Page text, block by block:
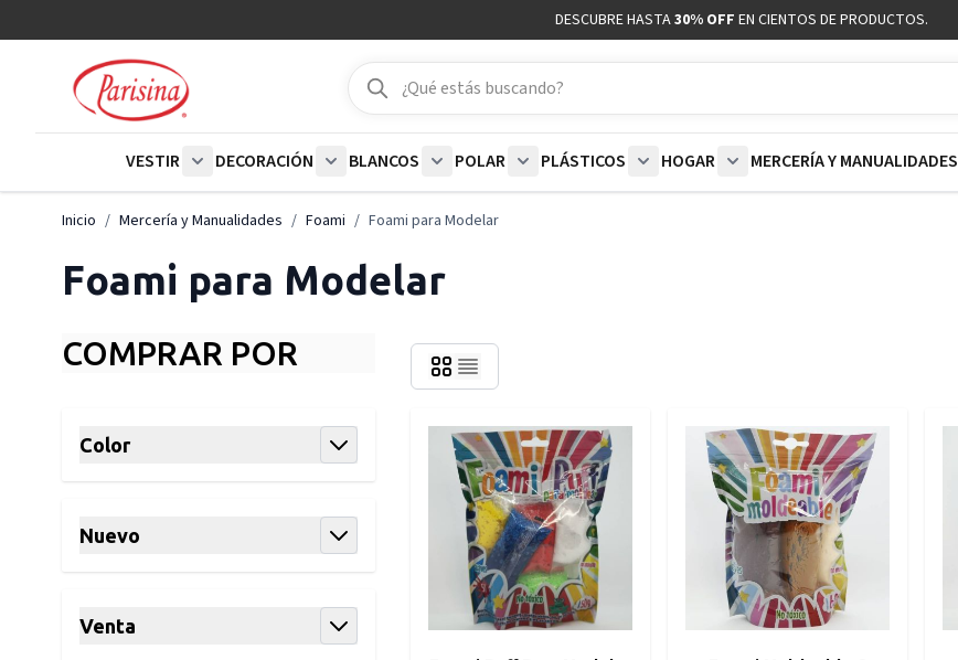
DESCUBRE HASTA30% OFF EN CIENTOS DE PRODUCTOS.
Buscar
Buscar
VESTIR
DECORACIÓN
BLANCOS
POLAR
PLÁSTICOS
HOGAR
MERCERÍA Y MANUALIDADES
Inicio / Mercería y Manualidades / Foami / Foami para Modelar
Foami para Modelar
COMPRAR POR
Color
Nuevo
Venta